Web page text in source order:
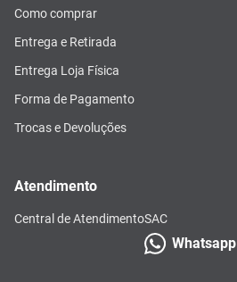
Como comprar
Entrega e Retirada
Entrega Loja Física
Forma de Pagamento
Trocas e Devoluções
Atendimento
Central de AtendimentoSAC
Whatsapp